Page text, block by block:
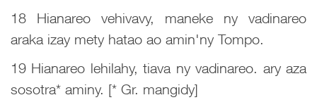
18 Hianareo vehivavy, maneke ny vadinareo
araka izay mety hatao ao amin'ny Tompo.
19 Hianareo lehilahy, tiava ny vadinareo. ary aza
sosotra* aminy. [* Gr. mangidy]